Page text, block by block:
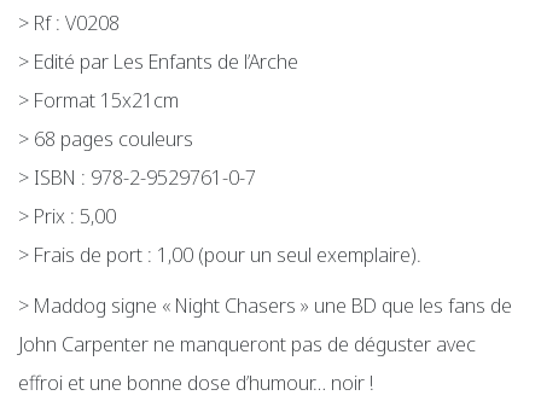
> Rf : V0208
> Edité par Les Enfants de l’Arche
> Format 15x21cm
> 68 pages couleurs
> ISBN : 978-2-9529761-0-7
> Prix : 5,00
> Frais de port : 1,00 (pour un seul exemplaire).
> Maddog signe « Night Chasers » une BD que les fans de
John Carpenter ne manqueront pas de déguster avec
effroi et une bonne dose d’humour… noir !